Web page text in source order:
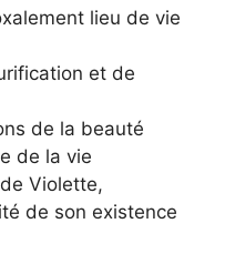
lieu de vie
et de
de la beauté
de la vie
Violette,
de son existence